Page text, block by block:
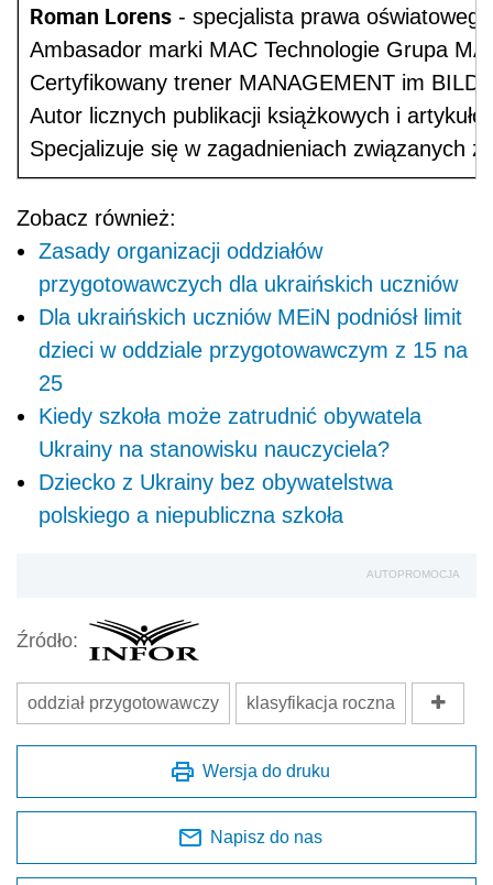
Roman Lorens - specjalista prawa oświatowego
Ambasador marki MAC Technologie Grupa
Certyfikowany trener MANAGEMENT im
Autor licznych publikacji książkowych i
Specjalizuje się w zagadnieniach związanych
Zobacz również:
Zasady organizacji oddziałów
przygotowawczych dla ukraińskich uczniów
Dla ukraińskich uczniów MEiN podniósł limit
dzieci w oddziale przygotowawczym z 15 na
25
Kiedy szkoła może zatrudnić obywatela
Ukrainy na stanowisku nauczyciela?
Dziecko z Ukrainy bez obywatelstwa
polskiego a niepubliczna szkoła
AUTOPROMOCJA
Źródło:
oddział przygotowawczy klasyfikacja roczna
Wersja do druku
Napisz do nas